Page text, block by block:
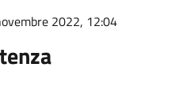
2022, 12:04